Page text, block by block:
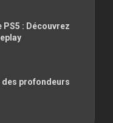
PS5 : Découvrez
des profondeurs